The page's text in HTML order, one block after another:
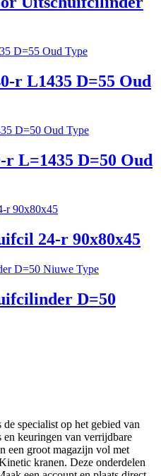
r L1435 D=55 Oud
r L=1435 D=50 Oud
24-r 90x80x45
D=50
specialist op het gebied van
en keuringen van verrijdbare
een groot magazijn vol met
kranen. Deze onderdelen